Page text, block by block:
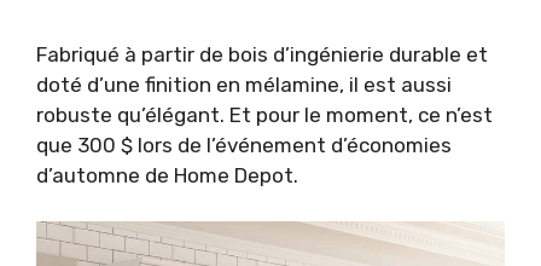
Fabriqué à partir de bois d’ingénierie durable et
doté d’une finition en mélamine, il est aussi
robuste qu’élégant. Et pour le moment, ce n’est
que 300 $ lors de l’événement d’économies
d’automne de Home Depot.